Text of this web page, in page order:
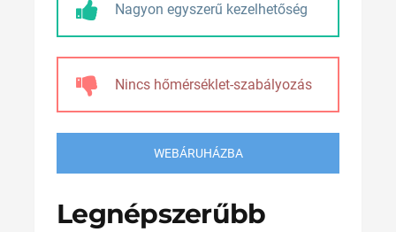
Nagyon egyszerű kezelhetőség
Nincs hőmérséklet-szabályozás
WEBÁRUHÁZBA
Legnépszerűbb